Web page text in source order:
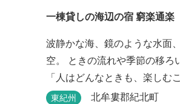
一棟貸しの海辺の宿 窮楽通楽
波静かな海、鏡のような水面
空。 ときの流れや季節の移ろ
「人はどんなときも、楽しむ
山と空に囲まれた紀北町矢口
東紀州 北牟婁郡紀北町